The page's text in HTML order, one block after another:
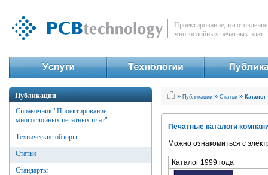
Проектирование,
многослойных печатных плат
Публикации » Публикации » Статьи »
Справочник "Проектирование
многослойных печатных плат"
Технические обзоры
Статьи
Стандарты
Печатные каталоги
Можно ознакомиться с
Каталог 1999 года